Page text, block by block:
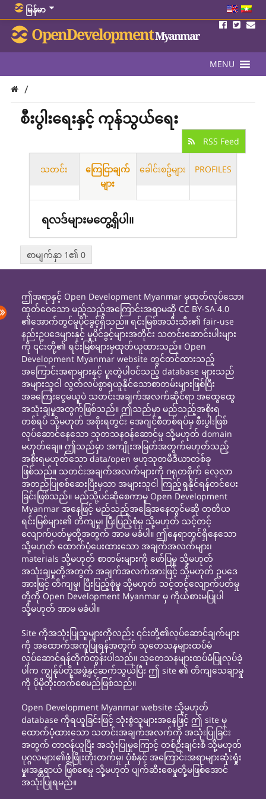
မြန်မာ
OpenDevelopmentMyanmar
MENU
/
စီးပွါးရေးနှင့် ကုန်သွယ်ရေး
RSS Feed
သတင်း
ကြေငြာချက်
များ
ခေါင်းစဥ်များ PROFILES
ရလဒ်များမတွေ့ရှိပါ။
စာမျက်နှာ 1၏ 0
ဤအရာနှင့် Open Development Myanmar မှထုတ်လုပ်သော၊
ထုတ်ဝေသော မည့်သည့်အကြောင်းအရာမဆို CC BY-SA 4.0
၏အောက်တွင်မူပိုင်ခွင့်ရှိသည်။ ရင်းမြစ်အသီးသီး၏ fair-use
နည်းဥပဒေများနှင့် မူပိုင်ခွင့်များအတိုင်း သတင်းဆောင်းပါးများ
ကို ၎င်းတို့၏ ရင်းမြစ်များမှထုတ်ယူထားသည်။ Open
Development Myanmar website တွင်တင်ထားသည့်
အကြောင်းအရာများနှင့် ပူးတွဲပါဝင်သည့် database များသည်
အများသူငါ လွတ်လပ်စွာရယူနိုင်သောစာတမ်းများဖြစ်ပြီး
အခကြေးငွေမယူပဲ သတင်းအချက်အလက်ဆိုင်ရာ အထွေထွေ
အသုံးချမှုအတွက်ဖြစ်သည်။ ဤသည်မှာ မည်သည့်အစိုးရ
တစ်ရပ် သို့မဟုတ် အစိုးရတွင်း အေဂျင်စီတစ်ရပ်မှ စီးပွါးဖြစ်
လုပ်ဆောင်နေသော သုတသနဝန်ဆောင်မှု သို့မဟုတ် domain
မဟုတ်ချေ။ ဤသည်မှာ အကျိုးအမြတ်အတွက်မဟုတ်သည့်
အစိုးရမဟုတ်သော data/open ဗဟုသုတမီဒီယာတစ်ခု
ဖြစ်သည်။ သတင်းအချက်အလက်များကို ဂရုတစိုက် လေ့လာ
အတည်ပြုစစ်ဆေးပြီးမှသာ အများသူငါ ကြည့်ရှုနိုင်ရန်တင်ပေး
ခြင်းဖြစ်သည်။ မည်သို့ပင်ဆိုစေကာမူ Open Development
Myanmar အနေဖြင့် မည်သည့်အခြေအနေတွင်မဆို တတိယ
ရင်းမြစ်များ၏ တိကျမှု၊ ပြီးပြည့်စုံမှု သို့မဟုတ် သင့်တင့်
လျောက်ပတ်မှုတို့အတွက် အာမ မခံပါ။ ဤနေရာတွင်ရှိနေသော
သို့မဟုတ် ထောက်ပံ့ပေးထားသော အချက်အလက်များ၊
materials သို့မဟုတ် စာတမ်းများကို ဖော်ပြမှု သို့မဟုတ်
အသုံးချမှုတို့အတွက် အချက်အလက်အားဖြင့် သို့မဟုတ် ဥပဒေ
အားဖြင့် တိကျမှု၊ ပြီးပြည့်စုံမှု သို့မဟုတ် သင့်တင့်လျောက်ပတ်မှု
တို့ကို Open Development Myanmar မှ ကိုယ်စားမပြုပါ
သို့မဟုတ် အာမ မခံပါ။
Site ကိုအသုံးပြုသူများကိုလည်း ၎င်းတို့၏လုပ်ဆောင်ချက်များ
ကို အထောက်အကူပြုရန်အတွက် သုတေသနများထပ်မံ
လုပ်ဆောင်ရန်တိုက်တွန်းပါသည်။ သုတေသနများထပ်မံပြုလုပ်ခဲ့
ပါက ကျွန်ုပ်တို့အဖွဲ့နှင့်ဆက်သွယ်ပြီး ဤ site ၏ တိကျသေချာမှု
ကို ပိုမိုတိုးတက်စေမည်ဖြစ်သည်။
Open Development Myanmar website သို့မဟုတ်
database ကိုရယူခြင်းဖြင့် သုံးစွဲသူများအနေဖြင့် ဤ site မှ
ထောက်ပံ့ထားသော သတင်းအချက်အလက်ကို အသုံးပြုခြင်း
အတွက် တာဝန်ယူပြီး အသုံးပြုမှုကြောင့် တစ်ဦးချင်းစီ သို့မဟုတ်
ပုဂ္ဂလများ၏ဖွံ့ဖြိုးတိုးတက်မှု၊ ပုံစံနှင့် အကြောင်းအရာများဆုံးရှုံး
မှု၊အန္တရာယ် ဖြစ်စေမှု သို့မဟုတ် ပျက်ဆီးစေမှုတို့မဖြစ်အောင်
အသုံးပြုရမည်။